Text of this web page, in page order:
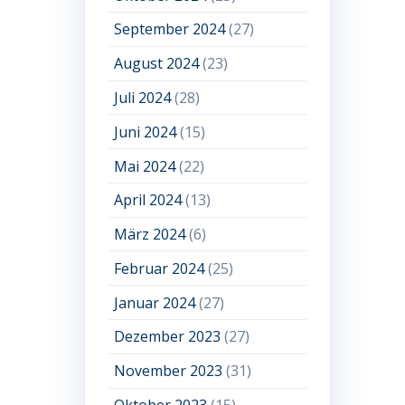
September 2024(27)
August 2024(23)
Juli 2024(28)
Juni 2024(15)
Mai 2024(22)
April 2024(13)
März 2024(6)
Februar 2024(25)
Januar 2024(27)
Dezember 2023 (27)
November 2023 (31)